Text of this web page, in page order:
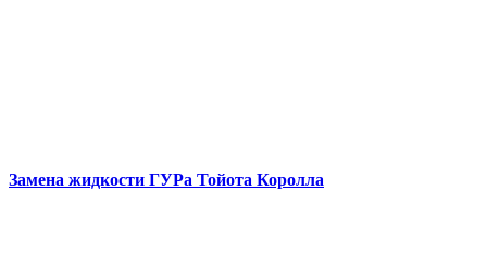
Замена жидкости ГУРа Тойота Королла